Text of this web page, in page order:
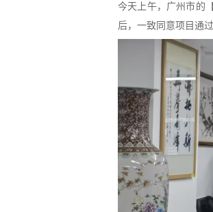
今天上午，广州市的
后，一致同意项目通